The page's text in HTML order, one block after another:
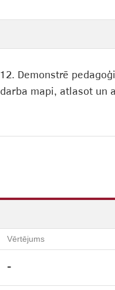
Demonstrē
mapi, atlasot un
Vērtējums
-